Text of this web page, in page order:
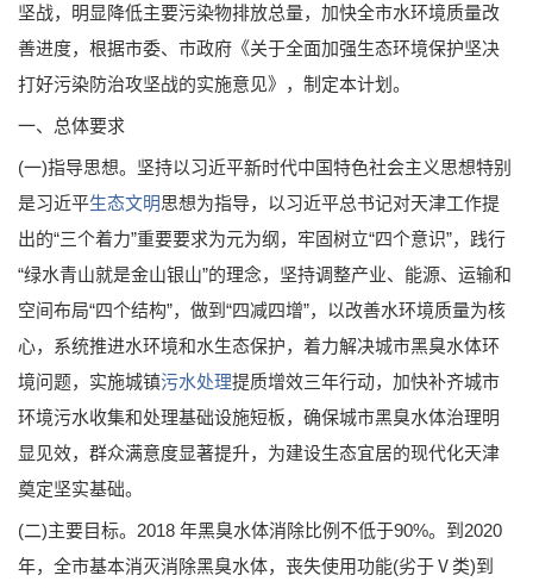
坚战，明显降低主要污染物排放总量，加快全市水环境质量改
善进度，根据市委、市政府《关于全面加强生态环境保护坚决
打好污染防治攻坚战的实施意见》，制定本计划。
一、总体要求
(一)指导思想。坚持以习近平新时代中国特色社会主义思想特别
是习近平生态文明思想为指导，以习近平总书记对天津工作提
出的“三个着力”重要要求为元为纲，牢固树立“四个意识”，践行
“绿水青山就是金山银山”的理念，坚持调整产业、能源、运输和
空间布局“四个结构”，做到“四减四增”，以改善水环境质量为核
心，系统推进水环境和水生态保护，着力解决城市黑臭水体环
境问题，实施城镇污水处理提质增效三年行动，加快补齐城市
环境污水收集和处理基础设施短板，确保城市黑臭水体治理明
显见效，群众满意度显著提升，为建设生态宜居的现代化天津
奠定坚实基础。
(二)主要目标。2018 年黑臭水体消除比例不低于90%。到2020
年，全市基本消灭消除黑臭水体，丧失使用功能(劣于Ⅴ类)到